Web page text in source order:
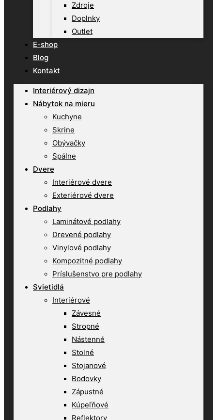
Zdroje
Doplnky
Outlet
E-shop
Blog
Kontakt
Interiérový dizajn
Nábytok na mieru
Kuchyne
Skrine
Obývačky
Spálne
Dvere
Interiérové dvere
Exteriérové dvere
Podlahy
Laminátové podlahy
Drevené podlahy
Vinylové podlahy
Kompozitné podlahy
Príslušenstvo pre podlahy
Svietidlá
Interiérové
Závesné
Stropné
Nástenné
Stolné
Stojanové
Bodovky
Zápustné
Kúpeľňové
Reflektory